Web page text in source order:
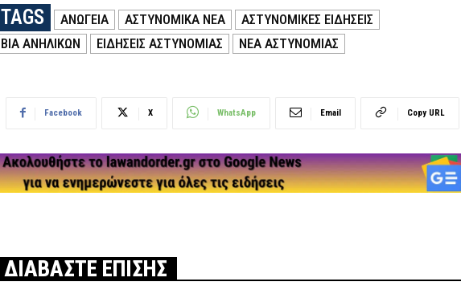
TAGS ΑΝΩΓΕΙΑ ΑΣΤΥΝΟΜΙΚΑ ΝΕΑ
ΑΣΤΥΝΟΜΙΚΕΣ ΕΙΔΗΣΕΙΣ
ΒΙΑ ΑΝΗΛΙΚΩΝ
ΕΙΔΗΣΕΙΣ ΑΣΤΥΝΟΜΙΑΣ ΝΕΑ ΑΣΤΥΝΟΜΙΑΣ
Facebook X WhatsApp Email Copy URL
ΔΙΑΒΑΣΤΕ ΕΠΙΣΗΣ